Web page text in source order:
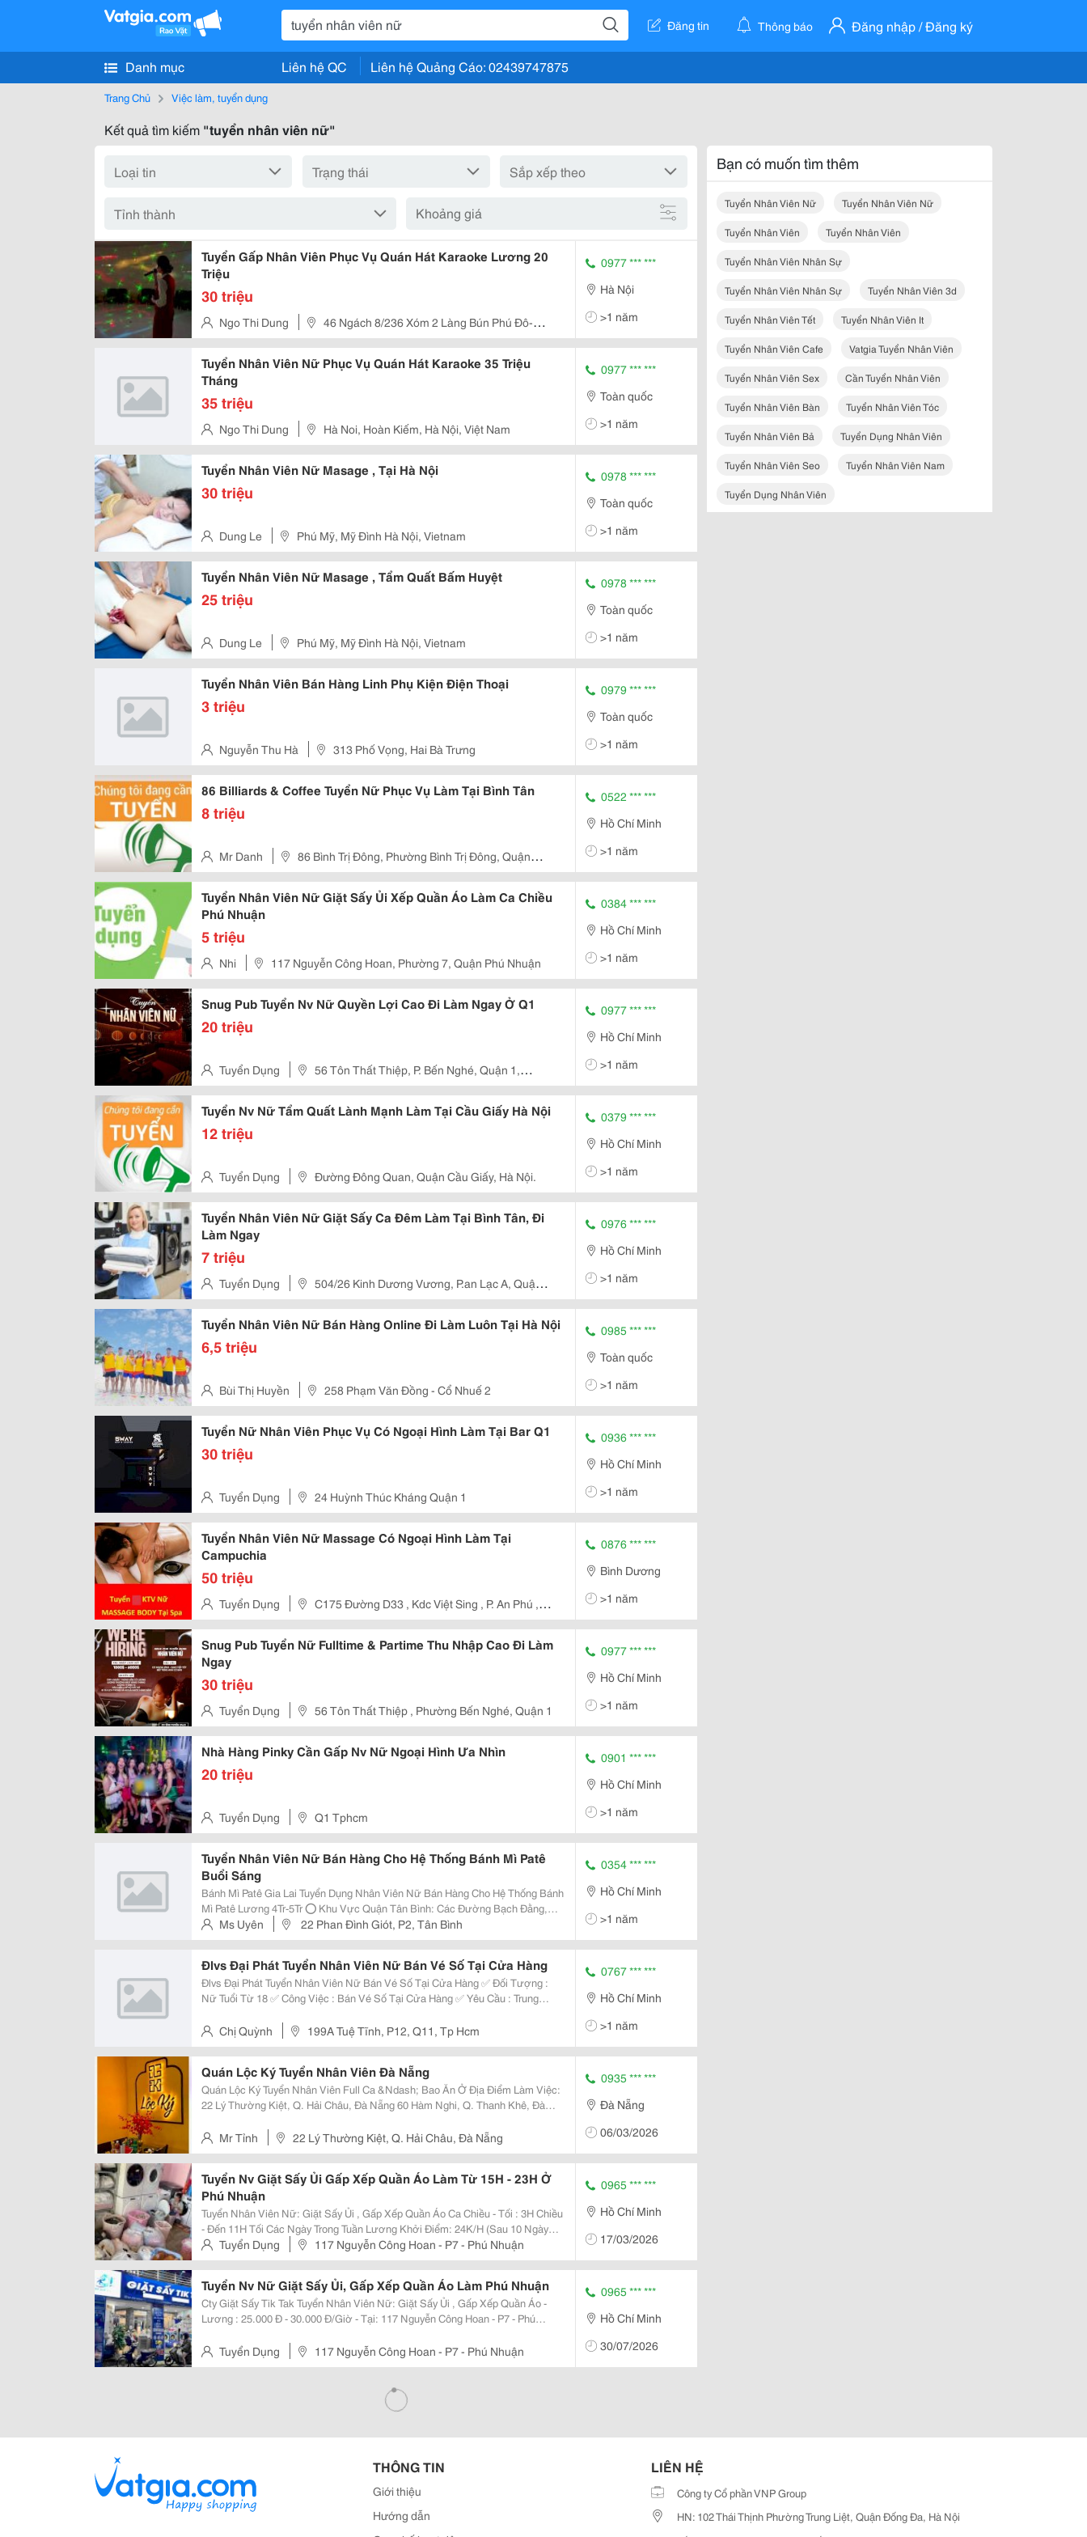
Đăng tin Thông báo Đăng nhập / Đăng ký
Danh mục Liên hệ QC Liên hệ Quảng Cáo: 02439747875
Trang Chủ Việc làm, tuyển dụng
Kết quả tìm kiếm "tuyển nhân viên nữ"
Khoảng giá
Tuyển Gấp Nhân Viên Phục Vụ Quán Hát Karaoke Lương 20
Triệu
30 triệu
Ngo Thi Dung
46 Ngách 8/236 Xóm 2 Làng Bún Phú Đô-Mĩ
Đình -Từ Liêm Hà Nội
0977 *** ***
Hà Nội
>1 năm
Tuyển Nhân Viên Nữ Phục Vụ Quán Hát Karaoke 35 Triệu
Tháng
35 triệu
Ngo Thi Dung Hà Noi, Hoàn Kiếm, Hà Nội, Việt Nam
0977 *** ***
Toàn quốc
>1 năm
Tuyển Nhân Viên Nữ Masage , Tại Hà Nội
30 triệu
Dung Le Phú Mỹ, Mỹ Đình Hà Nội, Vietnam
0978 *** ***
Toàn quốc
>1 năm
Tuyển Nhân Viên Nữ Masage , Tẩm Quất Bấm Huyệt
25 triệu
Dung Le Phú Mỹ, Mỹ Đình Hà Nội, Vietnam
0978 *** ***
Toàn quốc
>1 năm
Tuyển Nhân Viên Bán Hàng Linh Phụ Kiện Điện Thoại
3 triệu
Nguyễn Thu Hà 313 Phố Vọng, Hai Bà Trưng
0979 *** ***
Toàn quốc
>1 năm
86 Billiards & Coffee Tuyển Nữ Phục Vụ Làm Tại Bình Tân
8 triệu
Mr Danh
86 Bình Trị Đông, Phường Bình Trị Đông, Quận
Bình Tân
0522 *** ***
Hồ Chí Minh
>1 năm
Tuyển Nhân Viên Nữ Giặt Sấy Ủi Xếp Quần Áo Làm Ca Chiều
Phú Nhuận
5 triệu
Nhi 117 Nguyễn Công Hoan, Phường 7, Quận Phú Nhuận
0384 *** ***
Hồ Chí Minh
>1 năm
Snug Pub Tuyển Nv Nữ Quyền Lợi Cao Đi Làm Ngay Ở Q1
20 triệu
Tuyển Dụng
56 Tôn Thất Thiệp, P. Bến Nghé, Quận 1,
Tp.hcm
0977 *** ***
Hồ Chí Minh
>1 năm
Tuyển Nv Nữ Tẩm Quất Lành Mạnh Làm Tại Cầu Giấy Hà Nội
12 triệu
Tuyển Dụng Đường Đông Quan, Quận Cầu Giấy, Hà Nội.
0379 *** ***
Hồ Chí Minh
>1 năm
Tuyển Nhân Viên Nữ Giặt Sấy Ca Đêm Làm Tại Bình Tân, Đi
Làm Ngay
7 triệu
Tuyển Dụng
504/26 Kinh Dương Vương, P.an Lạc A, Quận
Bình Tân, Tp.hcm
0976 *** ***
Hồ Chí Minh
>1 năm
Tuyển Nhân Viên Nữ Bán Hàng Online Đi Làm Luôn Tại Hà Nội
6,5 triệu
Bùi Thị Huyền 258 Phạm Văn Đồng - Cổ Nhuế 2
0985 *** ***
Toàn quốc
>1 năm
Tuyển Nữ Nhân Viên Phục Vụ Có Ngoại Hình Làm Tại Bar Q1
30 triệu
Tuyển Dụng 24 Huỳnh Thúc Kháng Quận 1
0936 *** ***
Hồ Chí Minh
>1 năm
Tuyển Nhân Viên Nữ Massage Có Ngoại Hình Làm Tại
Campuchia
50 triệu
Tuyển Dụng
C175 Đường D33 , Kdc Việt Sing , P. An Phú ,
Thuận An , Bd
0876 *** ***
Bình Dương
>1 năm
Snug Pub Tuyển Nữ Fulltime & Partime Thu Nhập Cao Đi Làm
Ngay
30 triệu
Tuyển Dụng 56 Tôn Thất Thiệp , Phường Bến Nghé, Quận 1
0977 *** ***
Hồ Chí Minh
>1 năm
Nhà Hàng Pinky Cần Gấp Nv Nữ Ngoại Hình Ưa Nhìn
20 triệu
Tuyển Dụng Q1 Tphcm
0901 *** ***
Hồ Chí Minh
>1 năm
Tuyển Nhân Viên Nữ Bán Hàng Cho Hệ Thống Bánh Mì Patê
Buổi Sáng
Bánh Mì Patê Gia Lai Tuyển Dụng Nhân Viên Nữ Bán Hàng Cho Hệ Thống Bánh
Mì Patê Lương 4Tr-5Tr ⭕️ Khu Vực Quận Tân Bình: Các Đường Bạch Đằng,
Trường Sơn, Phổ Quang, Hoàng Văn Thụ, Phan Đình Giót, Hậu Giang,Cộng
Hoà. - Lương Cơ Bản: 30.000Đ/Giờ...
Ms Uyên 22 Phan Đình Giót, P2, Tân Bình
0354 *** ***
Hồ Chí Minh
>1 năm
Đlvs Đại Phát Tuyển Nhân Viên Nữ Bán Vé Số Tại Cửa Hàng
Đlvs Đại Phát Tuyển Nhân Viên Nữ Bán Vé Số Tại Cửa Hàng ✅ Đối Tượng :
Nữ Tuổi Từ 18 ✅ Công Việc : Bán Vé Số Tại Cửa Hàng ✅ Yêu Cầu : Trung
Thời Gian : Full Ngày Và Theo Ca...
Chị Quỳnh 199A Tuệ Tĩnh, P12, Q11, Tp Hcm
0767 *** ***
Hồ Chí Minh
>1 năm
Quán Lộc Ký Tuyển Nhân Viên Đà Nẵng
Quán Lộc Ký Tuyển Nhân Viên Full Ca &Ndash; Bao Ăn Ở Địa Điểm Làm Việc:
22 Lý Thường Kiệt, Q. Hải Châu, Đà Nẵng 60 Hàm Nghi, Q. Thanh Khê, Đà
&Ndash; 21H00 Lương: 6...
Mr Tỉnh 22 Lý Thường Kiệt, Q. Hải Châu, Đà Nẵng
0935 *** ***
Đà Nẵng
06/03/2026
Tuyển Nv Giặt Sấy Ủi Gấp Xếp Quần Áo Làm Từ 15H - 23H Ở
Phú Nhuận
Tuyển Nhân Viên Nữ: Giặt Sấy Ủi , Gấp Xếp Quần Áo Ca Chiều - Tối : 3H Chiều
- Đến 11H Tối Các Ngày Trong Tuần Lương Khởi Điểm: 24K/H (Sau 10 Ngày
Lên 25K/H) Sau 10 Ngày Lên Lương Sau 30 Ngày Lên Lương Sau 3 Tháng Lên
Lương ...
Tuyển Dụng 117 Nguyễn Công Hoan - P7 - Phú Nhuận
0965 *** ***
Hồ Chí Minh
17/03/2026
Tuyển Nv Nữ Giặt Sấy Ủi, Gấp Xếp Quần Áo Làm Phú Nhuận
Cty Giặt Sấy Tik Tak Tuyển Nhân Viên Nữ: Giặt Sấy Ủi , Gấp Xếp Quần Áo -
Lương : 25.000 Đ - 30.000 Đ/Giờ - Tại: 117 Nguyễn Công Hoan - P7 - Phú
Khởi Điểm:...
Tuyển Dụng 117 Nguyễn Công Hoan - P7 - Phú Nhuận
0965 *** ***
Hồ Chí Minh
30/07/2026
Bạn có muốn tìm thêm
Tuyển Nhân Viên Nữ Tuyển Nhân Viên Nữ
Tuyển Nhân Viên Tuyển Nhân Viên
Tuyển Nhân Viên Nhân Sự
Tuyển Nhân Viên Nhân Sự Tuyển Nhân Viên 3d
Tuyển Nhân Viên Tết Tuyển Nhân Viên It
Tuyển Nhân Viên Cafe Vatgia Tuyển Nhân Viên
Tuyển Nhân Viên Sex Cần Tuyển Nhân Viên
Tuyển Nhân Viên Bàn Tuyển Nhân Viên Tóc
Tuyển Nhân Viên Bả Tuyển Dụng Nhân Viên
Tuyển Nhân Viên Seo Tuyển Nhân Viên Nam
Tuyển Dụng Nhân Viên
THÔNG TIN
Giới thiệu
Hướng dẫn
LIÊN HỆ
Công ty Cổ phần VNP Group
HN: 102 Thái Thịnh Phường Trung Liệt, Quận Đống Đa, Hà Nội